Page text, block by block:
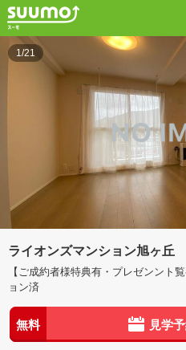
1/21
ライオンズマンション旭ヶ丘
【ご成約者様特典有・プレゼンント
ョン済
無料 見学